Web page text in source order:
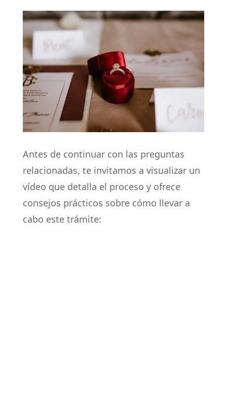
Antes de continuar con las preguntas
relacionadas, te invitamos a visualizar un
vídeo que detalla el proceso y ofrece
consejos prácticos sobre cómo llevar a
cabo este trámite: